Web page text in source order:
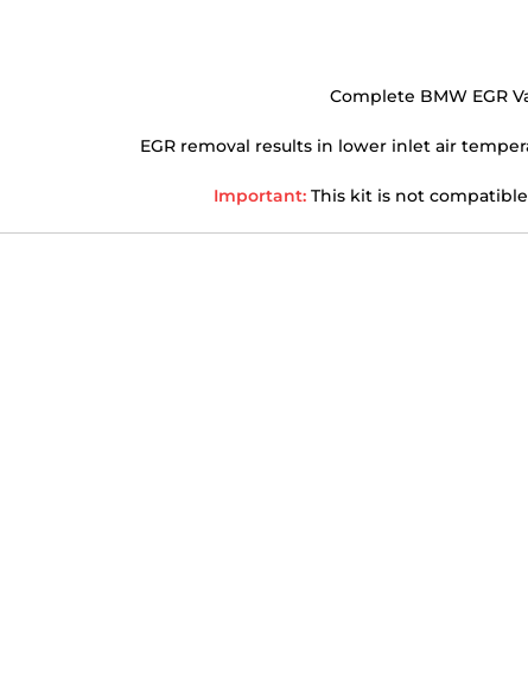
Complete BMW EGR
EGR removal results in lower inlet air
Important: This kit is not compatible